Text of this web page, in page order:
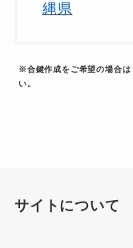
縄県
※合鍵作成をご希望の場合は
い。
サイトについて